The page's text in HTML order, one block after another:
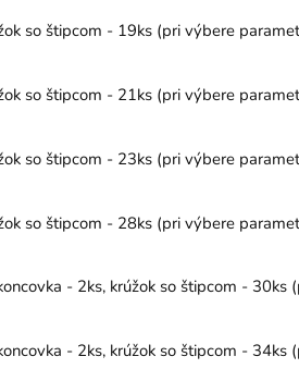
so štipcom - 19ks (pri výbere
so štipcom - 21ks (pri výbere
so štipcom - 23ks (pri výbere
so štipcom - 28ks (pri výbere
- 2ks, krúžok so štipcom -
- 2ks, krúžok so štipcom -